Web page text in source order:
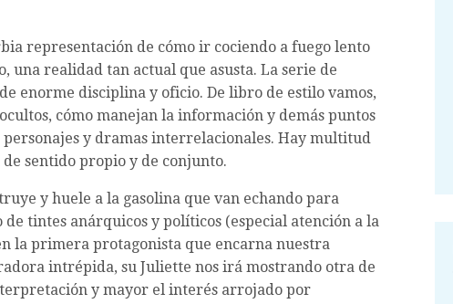
representación de cómo ir cociendo a fuego lento
realidad tan actual que asusta. La serie de
enorme disciplina y oficio. De libro de estilo vamos,
cómo manejan la información y demás puntos
y dramas interrelacionales. Hay multitud
sentido propio y de conjunto.
y huele a la gasolina que van echando para
tintes anárquicos y políticos (especial atención a la
la primera protagonista que encarna nuestra
intrépida, su Juliette nos irá mostrando otra de
y mayor el interés arrojado por